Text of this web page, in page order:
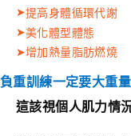
➤提高身體循環代謝
➤美化體型體態
➤增加熱量脂肪燃燒
負重訓練一定要大重量
這該視個人肌力情